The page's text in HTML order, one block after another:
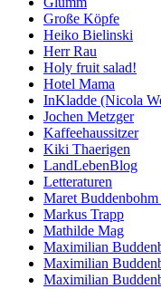
Große Köpfe
Heiko Bielinski
Herr Rau
Holy fruit salad!
Hotel Mama
InKladde (Nicola
Jochen Metzger
Kaffeehaussitzer
Kiki Thaerigen
LandLebenBlog
Letteraturen
Maret
Markus Trapp
Mathilde Mag
Maximilian
Maximilian
Maximilian